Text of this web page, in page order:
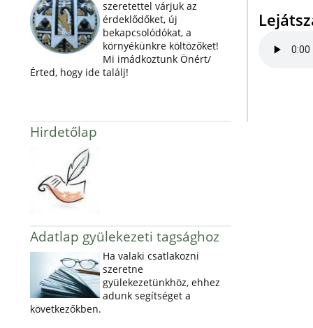
szeretettel várjuk az
érdeklődőket, új
bekapcsolódókat, a
környékünkre költözőket!
Mi imádkoztunk Önért/
Érted, hogy ide találj!
Hirdetőlap
Adatlap gyülekezeti tagsághoz
Ha valaki csatlakozni
szeretne
gyülekezetünkhöz, ehhez
adunk segítséget a
következőkben.